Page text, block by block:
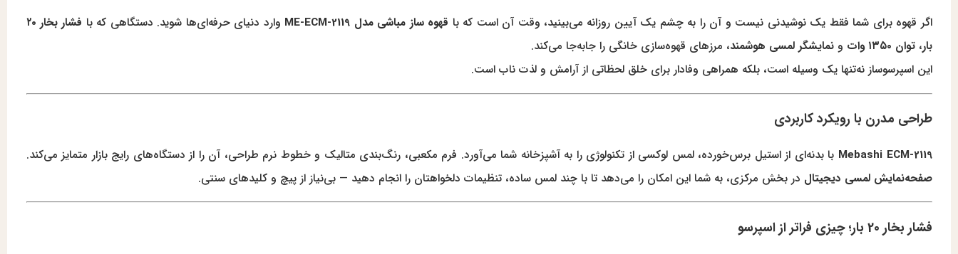
اگر قهوه برای شما فقط یک نوشیدنی نیست و آن را به چشم یک آیین روزانه می‌بینید، وقت آن است که با قهوه ساز مباشی مدل ME-ECM-2119 وارد دنیای حرفه‌ای‌ها شوید. دستگاهی که با
فشار بخار ۲۰
بار،توان ۱۳۵۰ وات ونمایشگر لمسی هوشمند، مرزهای قهوه‌سازی خانگی را جابه‌جا می‌کند.
این اسپرسوساز نه‌تنها یک وسیله است، بلکه همراهی وفادار برای خلق لحظاتی از آرامش و لذت ناب است.
طراحی مدرن با رویکرد کاربردی
Mebashi ECM-2119 با بدنه‌ای از استیل برس‌خورده، لمس لوکسی از تکنولوژی را به آشپزخانه شما می‌آورد. فرم مکعبی، رنگ‌بندی متالیک و خطوط نرم طراحی، آن را از دستگاه‌های رایج بازار متمایز می‌کند.
صفحه‌نمایش لمسی دیجیتال در بخش مرکزی، به شما این امکان را می‌دهد تا با چند لمس ساده، تنظیمات دلخواهتان را انجام دهید — بی‌نیاز از پیچ و کلیدهای سنتی.
فشار بخار 20 بار؛ چیزی فراتر از اسپرسو